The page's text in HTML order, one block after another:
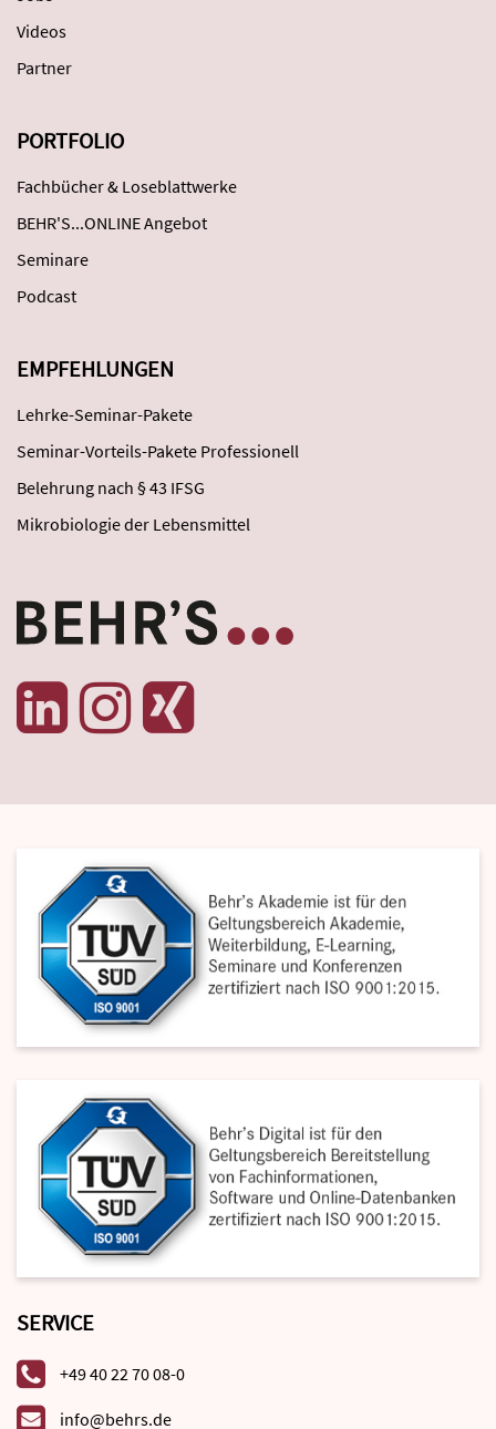
Videos
Partner
PORTFOLIO
Fachbücher & Loseblattwerke
BEHR'S...ONLINE Angebot
Seminare
Podcast
EMPFEHLUNGEN
Lehrke-Seminar-Pakete
Seminar-Vorteils-Pakete Professionell
Belehrung nach § 43 IFSG
Mikrobiologie der Lebensmittel
SERVICE
+49 40 22 70 08-0
info@behrs.de